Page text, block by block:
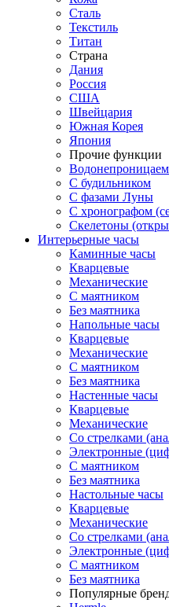
Сталь
Текстиль
Титан
Страна
Дания
Россия
США
Швейцария
Южная Корея
Япония
Прочие функции
С будильником
С фазами Луны
С хронографом
Скелетоны
Интерьерные часы
Каминные часы
Кварцевые
Механические
С маятником
Без маятника
Напольные часы
Кварцевые
Механические
С маятником
Без маятника
Настенные часы
Кварцевые
Механические
Со стрелками
Электронные
С маятником
Без маятника
Настольные часы
Кварцевые
Механические
Со стрелками
Электронные
С маятником
Без маятника
Популярные